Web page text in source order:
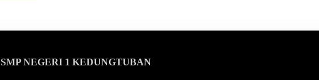
SMP NEGERI 1 KEDUNGTUBAN